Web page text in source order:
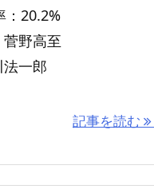
20.2%
野高至
一郎
記事を読む